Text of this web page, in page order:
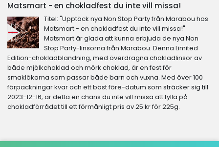
Matsmart - en chokladfest du inte vill missa!
Titel: "Upptäck nya Non Stop Party från Marabou hos
Matsmart - en chokladfest du inte vill missa!"
Matsmart är glada att kunna erbjuda de nya Non
Stop Party-linsorna från Marabou. Denna Limited
Edition-chokladblandning, med överdragna chokladlinsor av
både mjölkchoklad och mörk choklad, är en fest för
smaklökarna som passar både barn och vuxna. Med över 100
förpackningar kvar och ett bäst före-datum som sträcker sig till
2023-12-16, är detta en chans du inte vill missa att fylla på
chokladförrådet till ett förmånligt pris av 25 kr för 225g.